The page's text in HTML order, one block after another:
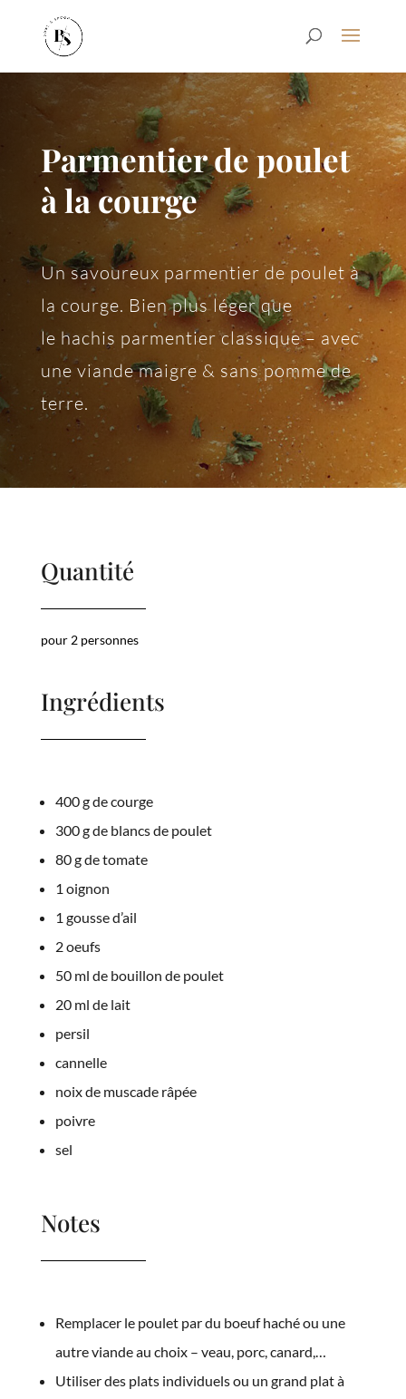
Parmentier de poulet
à la courge
Un savoureux parmentier de poulet à
la courge. Bien plus léger que
le hachis parmentier classique – avec
une viande maigre & sans pomme de
terre.
Quantité
pour 2 personnes
Ingrédients
400 g de courge
300 g de blancs de poulet
80 g de tomate
1 oignon
1 gousse d’ail
2 oeufs
50 ml de bouillon de poulet
20 ml de lait
persil
cannelle
noix de muscade râpée
poivre
sel
Notes
Remplacer le poulet par du boeuf haché ou une
autre viande au choix – veau, porc, canard,…
Utiliser des plats individuels ou un grand plat à